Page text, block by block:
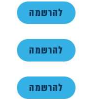
להרשמה
להרשמה
להרשמה